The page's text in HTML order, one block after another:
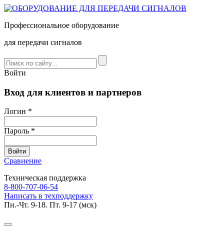
Профессиональное оборудование
для передачи сигналов
Войти
Вход для клиентов и партнеров
Логин *
Пароль *
Сравнение
Техническая поддержка
8-800-707-06-54
Написать в техподдержку
Пн.-Чт. 9-18. Пт. 9-17 (мск)